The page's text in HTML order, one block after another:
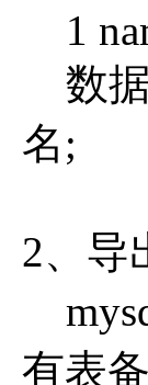
1
数据
名;
2、导
有表